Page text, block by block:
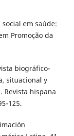
em saúde:
Promoção da
biográfico-
situacional y
Revista hispana
125.